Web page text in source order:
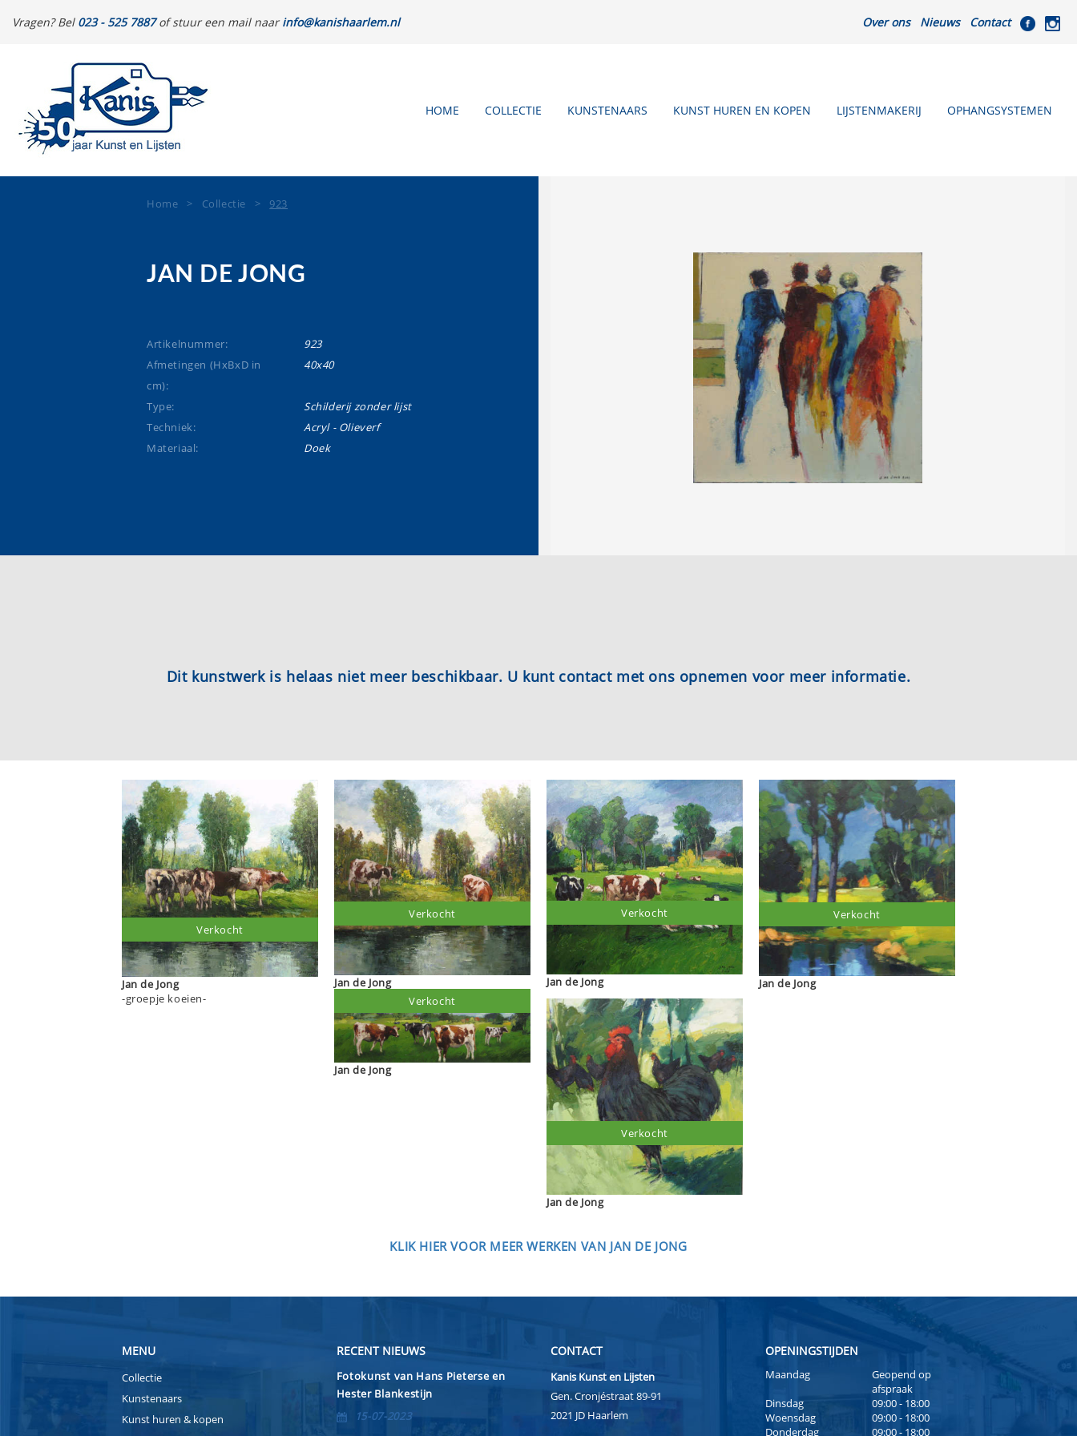
Vragen? Bel 023 - 525 7887of stuur een mail naarinfo@kanishaarlem.nl Over ons Nieuws Contact
HOME COLLECTIE KUNSTENAARS KUNST HUREN EN KOPEN LIJSTENMAKERIJ OPHANGSYSTEMEN
Home > Collectie > 923
JAN DE JONG
Artikelnummer:
923
Afmetingen (HxBxD in
cm):
40x40
Type:
Schilderij zonder lijst
Techniek:
Acryl - Olieverf
Materiaal:
Doek
Dit kunstwerk is helaas niet meer beschikbaar. U kunt contact met ons opnemen voor meer informatie.
Jan de Jong
-groepje koeien-
Verkocht
Jan de Jong
Verkocht
Jan de Jong
Verkocht
Jan de Jong
Verkocht
Jan de Jong
Verkocht
Jan de Jong
Verkocht
KLIK HIER VOOR MEER WERKEN VAN JAN DE JONG
MENU
Collectie
Kunstenaars
Kunst huren & kopen
RECENT NIEUWS
Fotokunst van Hans Pieterse en
Hester Blankestijn
15-07-2023
CONTACT
Kanis Kunst en Lijsten
Gen. Cronjéstraat 89-91
2021 JD Haarlem
OPENINGSTIJDEN
Maandag
Geopend op
afspraak
Dinsdag
09:00 - 18:00
Woensdag
09:00 - 18:00
Donderdag
09:00 - 18:00